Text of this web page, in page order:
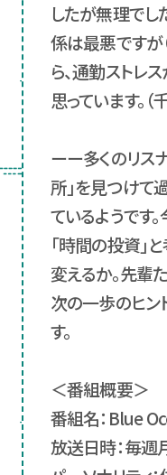
したが無理でし
係は最悪ですが
ら、通勤ストレ
思っています。
ーー多くのリス
所」を見つけ
ているようです
「時間の投資」
変えるか。先輩
次の一歩のヒン
す。
＜番組概要＞
番組名：Blue
放送日時：毎